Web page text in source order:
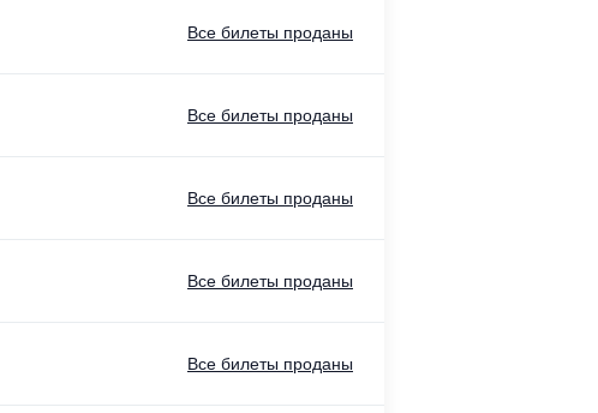
Все билеты проданы
Все билеты проданы
Все билеты проданы
Все билеты проданы
Все билеты проданы